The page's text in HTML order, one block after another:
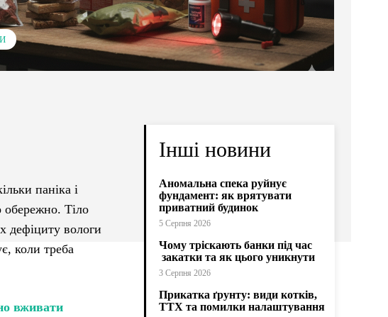
паніка і
обережно. Тіло
дефіциту вологи
коли треба
вживати
Інші новини
Аномальна спека руйнує
фундамент: як врятувати
приватний будинок
5 Серпня 2026
Чому тріскають банки під час
закатки та як цього уникнути
3 Серпня 2026
Прикатка ґрунту: види котків,
ТТХ та помилки налаштування